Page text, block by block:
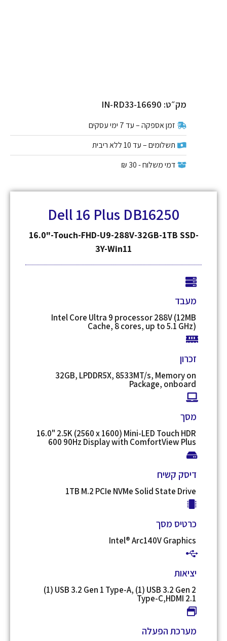
Dell 16 Plus DB16250
16.0"-Touch-FHD-U9-288V-32GB-1TB SSD-
3Y-Win11
מעבד
Intel Core Ultra 9 processor 288V (12MB
Cache, 8 cores, up to 5.1 GHz)
זכרון
32GB, LPDDR5X, 8533MT/s, Memory on
Package, onboard
מסך
16.0" 2.5K (2560 x 1600) Mini-LED Touch HDR
600 90Hz Display with ComfortView Plus
דיסק קשיח
1TB M.2 PCIe NVMe Solid State Drive
כרטיס מסך
Intel® Arc140V Graphics
יציאות
(1) USB 3.2 Gen 1 Type-A, (1) USB 3.2 Gen 2
Type-C,HDMI 2.1
מערכת הפעלה
מק״ט: IN-RD33-16690
זמן אספקה – עד 7 ימי עסקים
תשלומים – עד 10 ללא ריבית
דמי משלוח - 30 ₪